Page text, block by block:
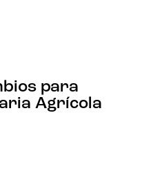
para
Agrícola